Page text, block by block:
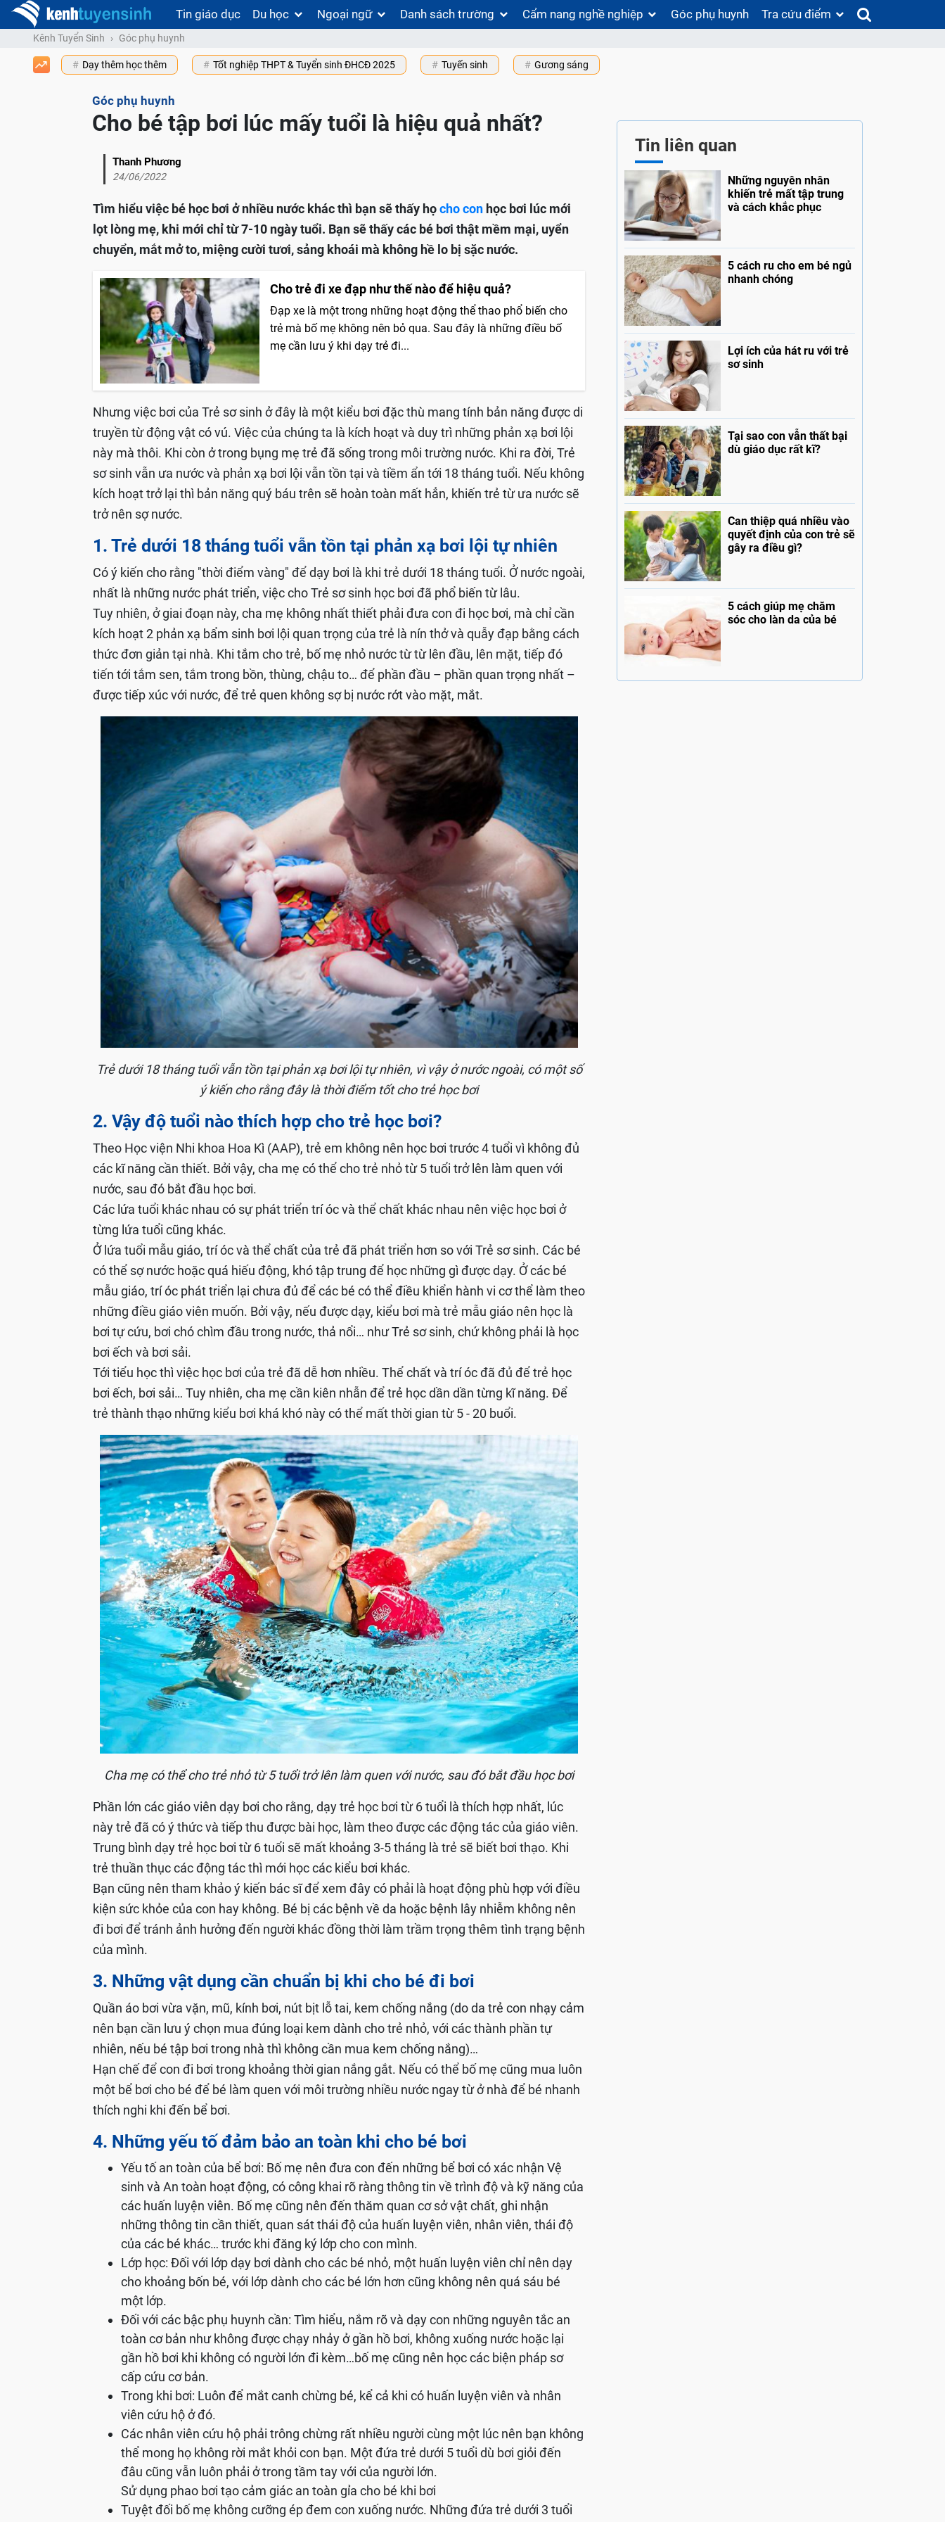
Tin giáo dục Du học Ngoại ngữ Danh sách trường Cẩm nang nghề nghiệp Góc phụ huynh Tra cứu điểm
Kênh Tuyển Sinh Góc phụ huynh
Dạy thêm học thêm Tốt nghiệp THPT & Tuyển sinh ĐHCĐ 2025 Tuyến sinh Gương sáng
Góc phụ huynh
Cho bé tập bơi lúc mấy tuổi là hiệu quả nhất?
Thanh Phương
24/06/2022
Tìm hiểu việc bé học bơi ở nhiều nước khác thì bạn sẽ thấy họcho con học bơi lúc mới
lọt lòng mẹ, khi mới chỉ từ 7-10 ngày tuổi. Bạn sẽ thấy các bé bơi thật mềm mại, uyển
chuyển, mắt mở to, miệng cười tươi, sảng khoái mà không hề lo bị sặc nước.
Cho trẻ đi xe đạp như thế nào để hiệu quả?
Đạp xe là một trong những hoạt động thể thao phổ biến cho
trẻ mà bố mẹ không nên bỏ qua. Sau đây là những điều bố
mẹ cần lưu ý khi dạy trẻ đi...
Nhưng việc bơi của Trẻ sơ sinh ở đây là một kiểu bơi đặc thù mang tính bản năng được di
truyền từ động vật có vú. Việc của chúng ta là kích hoạt và duy trì những phản xạ bơi lội
này mà thôi. Khi còn ở trong bụng mẹ trẻ đã sống trong môi trường nước. Khi ra đời, Trẻ
sơ sinh vẫn ưa nước và phản xạ bơi lội vẫn tồn tại và tiềm ẩn tới 18 tháng tuổi. Nếu không
kích hoạt trở lại thì bản năng quý báu trên sẽ hoàn toàn mất hẳn, khiến trẻ từ ưa nước sẽ
trở nên sợ nước.
1. Trẻ dưới 18 tháng tuổi vẫn tồn tại phản xạ bơi lội tự nhiên
Có ý kiến cho rằng "thời điểm vàng" để dạy bơi là khi trẻ dưới 18 tháng tuổi. Ở nước ngoài,
nhất là những nước phát triển, việc cho Trẻ sơ sinh học bơi đã phổ biến từ lâu.
Tuy nhiên, ở giai đoạn này, cha mẹ không nhất thiết phải đưa con đi học bơi, mà chỉ cần
kích hoạt 2 phản xạ bẩm sinh bơi lội quan trọng của trẻ là nín thở và quẫy đạp bằng cách
thức đơn giản tại nhà. Khi tắm cho trẻ, bố mẹ nhỏ nước từ từ lên đầu, lên mặt, tiếp đó
tiến tới tắm sen, tắm trong bồn, thùng, chậu to… để phần đầu – phần quan trọng nhất –
được tiếp xúc với nước, để trẻ quen không sợ bị nước rớt vào mặt, mắt.
Trẻ dưới 18 tháng tuổi vẫn tồn tại phản xạ bơi lội tự nhiên, vì vậy ở nước ngoài, có một số
ý kiến cho rằng đây là thời điểm tốt cho trẻ học bơi
2. Vậy độ tuổi nào thích hợp cho trẻ học bơi?
Theo Học viện Nhi khoa Hoa Kì (AAP), trẻ em không nên học bơi trước 4 tuổi vì không đủ
các kĩ năng cần thiết. Bởi vậy, cha mẹ có thể cho trẻ nhỏ từ 5 tuổi trở lên làm quen với
nước, sau đó bắt đầu học bơi.
Các lứa tuổi khác nhau có sự phát triển trí óc và thể chất khác nhau nên việc học bơi ở
từng lứa tuổi cũng khác.
Ở lứa tuổi mẫu giáo, trí óc và thể chất của trẻ đã phát triển hơn so với Trẻ sơ sinh. Các bé
có thể sợ nước hoặc quá hiếu động, khó tập trung để học những gì được dạy. Ở các bé
mẫu giáo, trí óc phát triển lại chưa đủ để các bé có thể điều khiển hành vi cơ thể làm theo
những điều giáo viên muốn. Bởi vậy, nếu được dạy, kiểu bơi mà trẻ mẫu giáo nên học là
bơi tự cứu, bơi chó chìm đầu trong nước, thả nổi… như Trẻ sơ sinh, chứ không phải là học
bơi ếch và bơi sải.
Tới tiểu học thì việc học bơi của trẻ đã dễ hơn nhiều. Thể chất và trí óc đã đủ để trẻ học
bơi ếch, bơi sải… Tuy nhiên, cha mẹ cần kiên nhẫn để trẻ học dần dần từng kĩ năng. Để
trẻ thành thạo những kiểu bơi khá khó này có thể mất thời gian từ 5 - 20 buổi.
Cha mẹ có thể cho trẻ nhỏ từ 5 tuổi trở lên làm quen với nước, sau đó bắt đầu học bơi
Phần lớn các giáo viên dạy bơi cho rằng, dạy trẻ học bơi từ 6 tuổi là thích hợp nhất, lúc
này trẻ đã có ý thức và tiếp thu được bài học, làm theo được các động tác của giáo viên.
Trung bình dạy trẻ học bơi từ 6 tuổi sẽ mất khoảng 3-5 tháng là trẻ sẽ biết bơi thạo. Khi
trẻ thuần thục các động tác thì mới học các kiểu bơi khác.
Bạn cũng nên tham khảo ý kiến bác sĩ để xem đây có phải là hoạt động phù hợp với điều
kiện sức khỏe của con hay không. Bé bị các bệnh về da hoặc bệnh lây nhiễm không nên
đi bơi để tránh ảnh hưởng đến người khác đồng thời làm trầm trọng thêm tình trạng bệnh
của mình.
3. Những vật dụng cần chuẩn bị khi cho bé đi bơi
Quần áo bơi vừa vặn, mũ, kính bơi, nút bịt lỗ tai, kem chống nắng (do da trẻ con nhạy cảm
nên bạn cần lưu ý chọn mua đúng loại kem dành cho trẻ nhỏ, với các thành phần tự
nhiên, nếu bé tập bơi trong nhà thì không cần mua kem chống nắng)…
Hạn chế để con đi bơi trong khoảng thời gian nắng gắt. Nếu có thể bố mẹ cũng mua luôn
một bể bơi cho bé để bé làm quen với môi trường nhiều nước ngay từ ở nhà để bé nhanh
thích nghi khi đến bể bơi.
4. Những yếu tố đảm bảo an toàn khi cho bé bơi
Yếu tố an toàn của bể bơi: Bố mẹ nên đưa con đến những bể bơi có xác nhận Vệ
sinh và An toàn hoạt động, có công khai rõ ràng thông tin về trình độ và kỹ năng của
các huấn luyện viên. Bố mẹ cũng nên đến thăm quan cơ sở vật chất, ghi nhận
những thông tin cần thiết, quan sát thái độ của huấn luyện viên, nhân viên, thái độ
của các bé khác… trước khi đăng ký lớp cho con mình.
Lớp học: Đối với lớp dạy bơi dành cho các bé nhỏ, một huấn luyện viên chỉ nên dạy
cho khoảng bốn bé, với lớp dành cho các bé lớn hơn cũng không nên quá sáu bé
một lớp.
Đối với các bậc phụ huynh cần: Tìm hiểu, nắm rõ và dạy con những nguyên tắc an
toàn cơ bản như không được chạy nhảy ở gần hồ bơi, không xuống nước hoặc lại
gần hồ bơi khi không có người lớn đi kèm…bố mẹ cũng nên học các biện pháp sơ
cấp cứu cơ bản.
Trong khi bơi: Luôn để mắt canh chừng bé, kể cả khi có huấn luyện viên và nhân
viên cứu hộ ở đó.
Các nhân viên cứu hộ phải trông chừng rất nhiều người cùng một lúc nên bạn không
thể mong họ không rời mắt khỏi con bạn. Một đứa trẻ dưới 5 tuổi dù bơi giỏi đến
đâu cũng vẫn luôn phải ở trong tầm tay với của người lớn.
Sử dụng phao bơi tạo cảm giác an toàn gỉa cho bé khi bơi
Tuyệt đối bố mẹ không cưỡng ép đem con xuống nước. Những đứa trẻ dưới 3 tuổi
Tin liên quan
Những nguyên nhân
khiến trẻ mất tập trung
và cách khắc phục
5 cách ru cho em bé ngủ
nhanh chóng
Lợi ích của hát ru với trẻ
sơ sinh
Tại sao con vẫn thất bại
dù giáo dục rất kĩ?
Can thiệp quá nhiều vào
quyết định của con trẻ sẽ
gây ra điều gì?
5 cách giúp mẹ chăm
sóc cho làn da của bé